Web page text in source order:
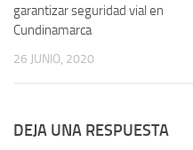
garantizar seguridad vial en
Cundinamarca
26 JUNIO, 2020
DEJA UNA RESPUESTA